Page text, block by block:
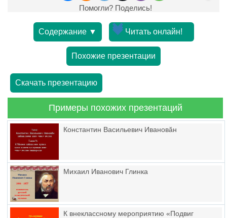
Помогли? Поделись!
Содержание ▼ Читать онлайн!
Похожие презентации
Скачать презентацию
Примеры похожих презентаций
Константин Васильевич Ивановăн
Михаил Иванович Глинка
К внеклассному мероприятию «Подвиг